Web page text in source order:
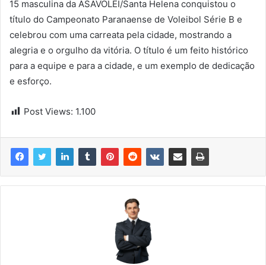
15 masculina da ASAVOLEI/Santa Helena conquistou o
título do Campeonato Paranaense de Voleibol Série B e
celebrou com uma carreata pela cidade, mostrando a
alegria e o orgulho da vitória. O título é um feito histórico
para a equipe e para a cidade, e um exemplo de dedicação
e esforço.
Post Views: 1.100